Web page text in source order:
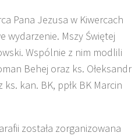
Pana Jezusa w Kiwercach
wydarzenie. Mszy Świętej
Wspólnie z nim modlili
Behej oraz ks. Ołeksandr
kan. BK, ppłk BK Marcin
została zorganizowana